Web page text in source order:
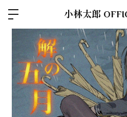
小林太郎